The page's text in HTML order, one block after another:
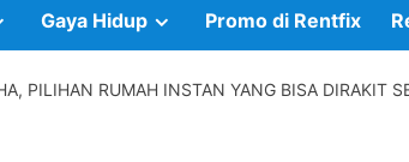
Gaya Hidup Promo di Rentfix
PILIHAN RUMAH INSTAN YANG BISA DIRAKIT